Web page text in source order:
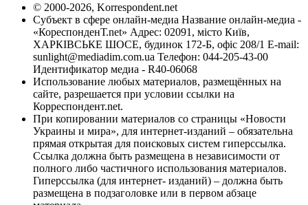
© 2000-2026, Korrespondent.net
Субъект в сфере онлайн-медиа Название онлайн-медиа -
«КореспонденТ.net» Адрес: 02091, місто Київ,
ХАРКІВСЬКЕ ШОСЕ, будинок 172-Б, офіс 208/1 E-mail:
sunlight@mediadim.com.ua Телефон: 044-205-43-00
Идентификатор медиа - R40-06068
Использование любых материалов, размещённых на
сайте, разрешается при условии ссылки на
Корреспондент.net.
При копировании материалов со страницы «Новости
Украины и мира», для интернет-изданий – обязательна
прямая открытая для поисковых систем гиперссылка.
Ссылка должна быть размещена в независимости от
полного либо частичного использования материалов.
Гиперссылка (для интернет- изданий) – должна быть
размещена в подзаголовке или в первом абзаце